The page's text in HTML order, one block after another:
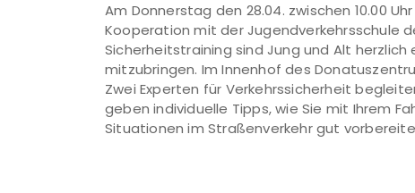
Am Donnerstag den 28.04. zwischen 10.00
Kooperation mit der Jugendverkehrsschule
Sicherheitstraining sind Jung und Alt
mitzubringen. Im Innenhof des
Zwei Experten für Verkehrssicherheit
geben individuelle Tipps, wie Sie mit Ihrem
Situationen im Straßenverkehr gut